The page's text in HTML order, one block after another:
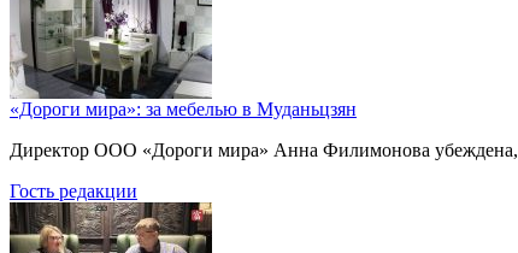
«Дороги мира»: за мебелью в Муданьцзян
Директор ООО «Дороги мира» Анна Филимонова убеждена,
Гость редакции